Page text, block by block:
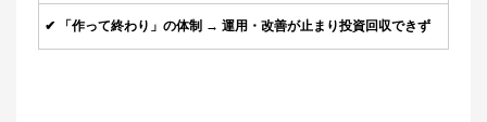
✔ 「作って終わり」の体制 → 運用・改善が止まり投資回収できず